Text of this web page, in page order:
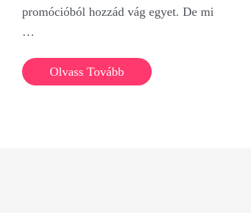
promócióból hozzád vág egyet. De mi
…
Hogyan
Olvass Tovább